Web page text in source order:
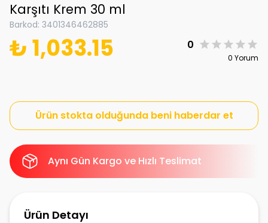
Karşıtı Krem 30 ml
Barkod: 3401346462885
₺ 1,033.15 0
0 Yorum
Ürün stokta olduğunda beni haberdar et
Aynı Gün Kargo ve Hızlı Teslimat
Ürün Detayı